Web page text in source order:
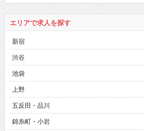
エリアで求人を探す
新宿
渋谷
池袋
上野
五反田・品川
錦糸町・小岩